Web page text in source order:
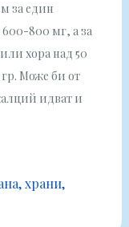
за един
600-800 мг, а за
хора над 50
Може би от
идват и
храни